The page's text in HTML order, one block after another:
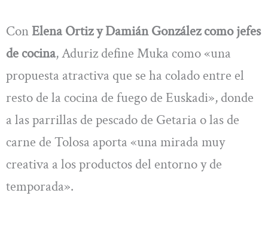
ConElena Ortiz y Damián González como jefes
de cocina, Aduriz define Muka como «una
propuesta atractiva que se ha colado entre el
resto de la cocina de fuego de Euskadi», donde
a las parrillas de pescado de Getaria o las de
carne de Tolosa aporta «una mirada muy
creativa a los productos del entorno y de
temporada».